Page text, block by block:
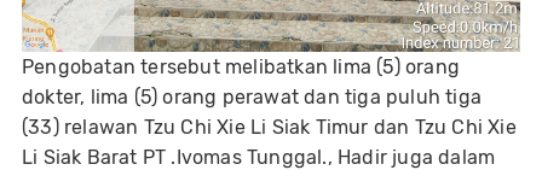
Pengobatan tersebut melibatkan lima (5) orang
dokter, lima (5) orang perawat dan tiga puluh tiga
(33) relawan Tzu Chi Xie Li Siak Timur dan Tzu Chi Xie
Li Siak Barat PT .Ivomas Tunggal., Hadir juga dalam